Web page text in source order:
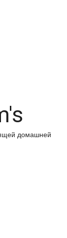
домашней